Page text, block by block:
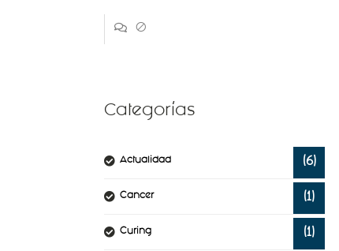
0
Categorías
Actualidad (6)
Cancer (1)
Curing (1)